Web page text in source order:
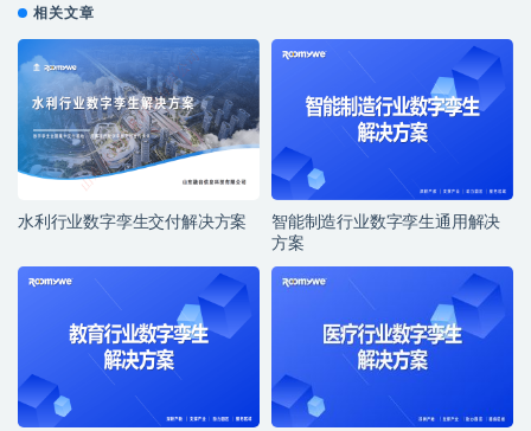
相关文章
水利行业数字孪生交付解决方案
智能制造行业数字孪生通用解决
方案